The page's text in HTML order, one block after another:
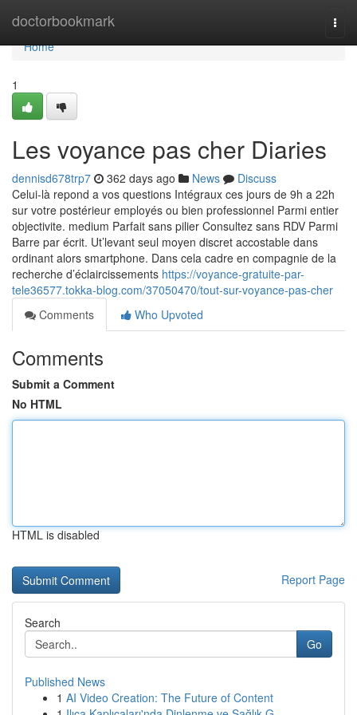
doctorbookmark
Home
Home
1
Les voyance pas cher Diaries
dennisd678trp7 362 days ago News
Discuss
Celui-là repond a vos questions Intégraux ces jours de 9h a 22h
sur votre postérieur employés ou bien professionnel Parmi entier
objectivite. medium Parfait sans pilier Consultez sans RDV Parmi
Barre par écrit. Ut’levant seul moyen discret accostable dans
ordinant alors smartphone. Dans cela cadre en compagnie de la
recherche d’éclaircissements https://voyance-gratuite-par-
tele36577.tokka-blog.com/37050470/tout-sur-voyance-pas-cher
Comments
Who Upvoted
Comments
Submit a Comment
No HTML
HTML is disabled
Report Page
Search
Go
Published News
1 AI Video Creation: The Future of Content